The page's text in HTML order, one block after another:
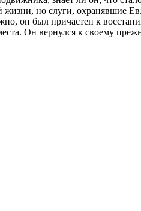
но слуги, охранявшие
он был причастен к
Он вернулся к своему